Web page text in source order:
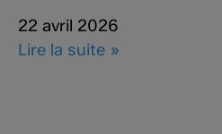
22 avril 2026
Lire la suite »